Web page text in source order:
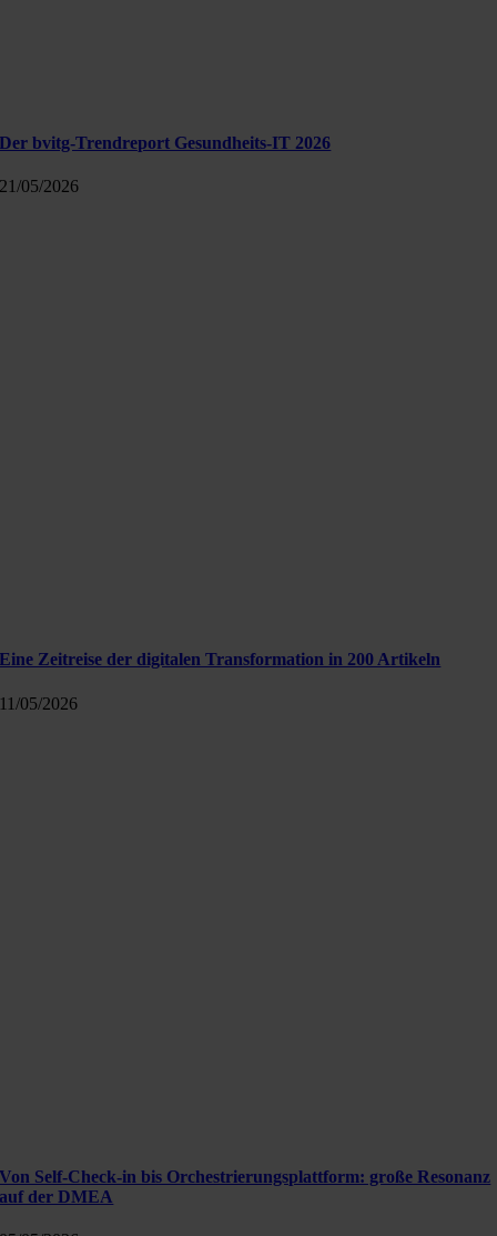
Der bvitg-Trendreport Gesundheits-IT 2026
21/05/2026
Eine Zeitreise der digitalen Transformation in 200 Artikeln
11/05/2026
Von Self-Check-in bis Orchestrierungsplattform: große Resonanz
auf der DMEA